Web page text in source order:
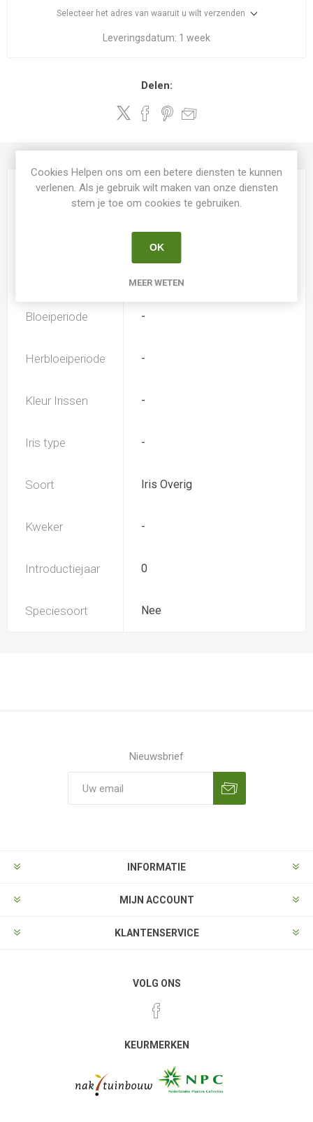
Selecteer het adres van waaruit u wilt verzenden
Leveringsdatum: 1 week
Delen:
Hoogte -
Nee
Bloeiperiode -
Herbloeiperiode -
Kleur Irissen -
Iris type -
Soort Iris Overig
Kweker -
Introductiejaar 0
Speciesoort Nee
Nieuwsbrief
INFORMATIE
MIJN ACCOUNT
KLANTENSERVICE
VOLG ONS
KEURMERKEN
Cookies Helpen ons om een betere diensten te kunnen
verlenen. Als je gebruik wilt maken van onze diensten
stem je toe om cookies te gebruiken.
OK
MEER WETEN